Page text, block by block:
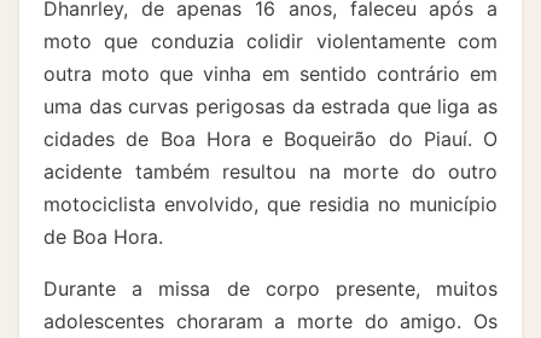
Dhanrley, de apenas 16 anos, faleceu após a
moto que conduzia colidir violentamente com
outra moto que vinha em sentido contrário em
uma das curvas perigosas da estrada que liga as
cidades de Boa Hora e Boqueirão do Piauí. O
acidente também resultou na morte do outro
motociclista envolvido, que residia no município
de Boa Hora.
Durante a missa de corpo presente, muitos
adolescentes choraram a morte do amigo. Os